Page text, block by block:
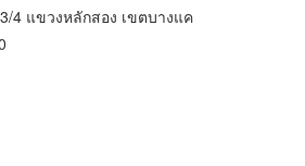
4 แขวงหลักสอง เขตบางแค